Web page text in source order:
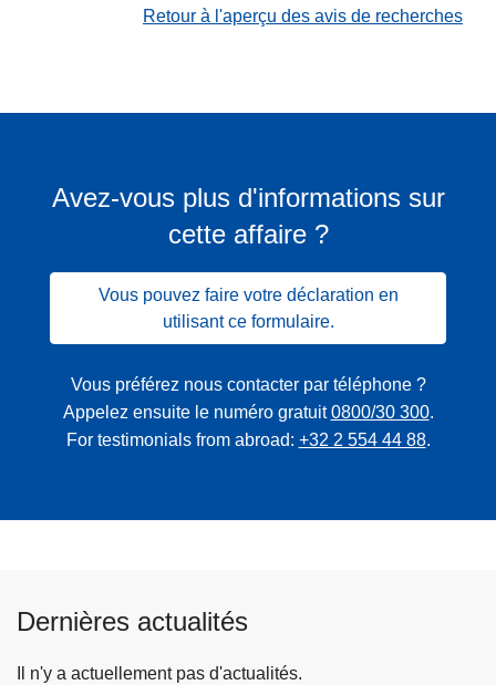
Retour à l'aperçu des avis de recherches
Avez-vous plus d'informations sur
cette affaire ?
Vous pouvez faire votre déclaration en
utilisant ce formulaire.
Vous préférez nous contacter par téléphone ?
Appelez ensuite le numéro gratuit0800/30 300.
For testimonials from abroad: +32 2 554 44 88.
Dernières actualités
Il n'y a actuellement pas d'actualités.